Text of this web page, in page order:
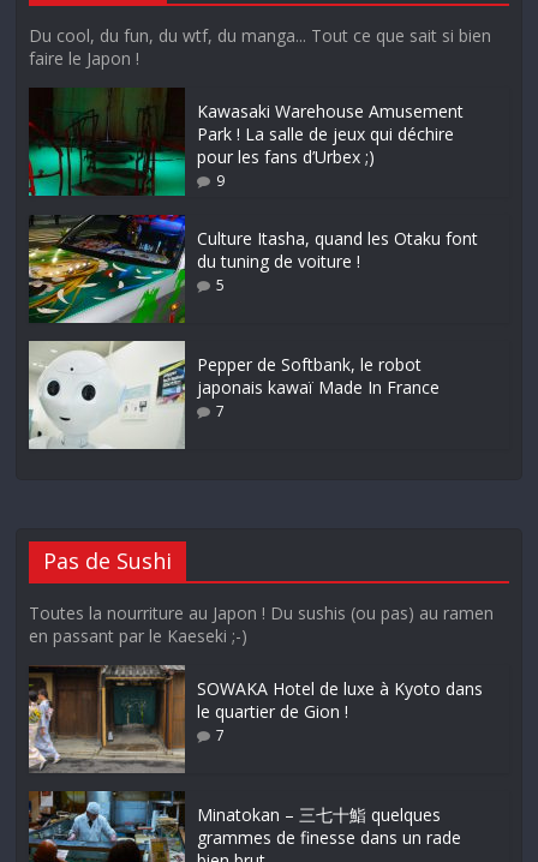
Du cool, du fun, du wtf, du manga... Tout ce que sait si bien
faire le Japon !
Kawasaki Warehouse Amusement
Park ! La salle de jeux qui déchire
pour les fans d’Urbex ;)
9
Culture Itasha, quand les Otaku font
du tuning de voiture !
5
Pepper de Softbank, le robot
japonais kawaï Made In France
7
Pas de Sushi
Toutes la nourriture au Japon ! Du sushis (ou pas) au ramen
en passant par le Kaeseki ;-)
SOWAKA Hotel de luxe à Kyoto dans
le quartier de Gion !
7
Minatokan – 三七十鮨 quelques
grammes de finesse dans un rade